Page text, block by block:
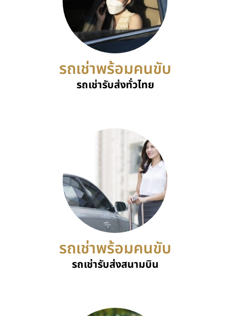
รถเช่าพร้อมคนขับ
รถเช่ารับส่งทั่วไทย
รถเช่าพร้อมคนขับ
รถเช่ารับส่งสนามบิน